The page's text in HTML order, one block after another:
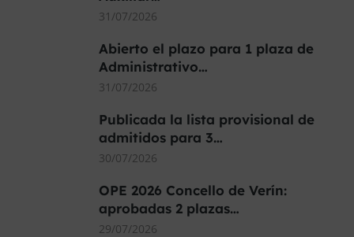
31/07/2026
Abierto el plazo para 1 plaza de
Administrativo…
31/07/2026
Publicada la lista provisional de
admitidos para 3…
30/07/2026
OPE 2026 Concello de Verín:
aprobadas 2 plazas…
29/07/2026